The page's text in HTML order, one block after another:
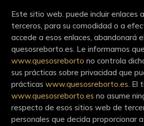
Este sitio web. puede incluir enlaces
terceros, para su comodidad o a
accede a esos enlaces, abandonará
quesosreborto.es. Le informamos que
www.quesosreborto no controla
sus prácticas sobre privacidad que
prácticaswww.quesosreborto.es. El
www.quesosreborto.es no asume
respecto de esos sitios web de
personales que decida proporcionar